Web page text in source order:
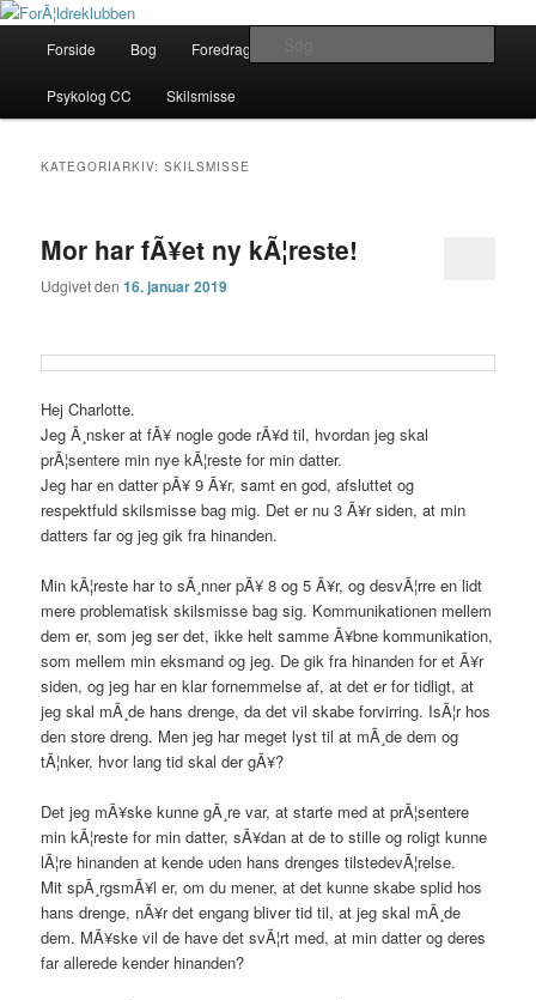
Fortsæt
primært
indhold
Fortsæt
sekundært
indholdForÃ¦ldreklubben
Her finder du gode rÃ¥d
Forside Bog Foredrag
Psykolog CC Skilsmisse
KATEGORIARKIV:SKILSMISSE
Mor har fÃ¥et ny kÃ¦reste!
Udgivet den16. januar 2019
Hej Charlotte.
Jeg Ã¸nsker at fÃ¥ nogle gode rÃ¥d til, hvordan jeg skal
prÃ¦sentere min nye kÃ¦reste for min datter.
Jeg har en datter pÃ¥ 9 Ã¥r, samt en god, afsluttet og
respektfuld skilsmisse bag mig. Det er nu 3 Ã¥r siden, at min
datters far og jeg gik fra hinanden.
Min kÃ¦reste har to sÃ¸nner pÃ¥ 8 og 5 Ã¥r, og desvÃ¦rre en lidt
mere problematisk skilsmisse bag sig. Kommunikationen mellem
dem er, som jeg ser det, ikke helt samme Ã¥bne kommunikation,
som mellem min eksmand og jeg. De gik fra hinanden for et Ã¥r
siden, og jeg har en klar fornemmelse af, at det er for tidligt, at
jeg skal mÃ¸de hans drenge, da det vil skabe forvirring. IsÃ¦r hos
den store dreng. Men jeg har meget lyst til at mÃ¸de dem og
tÃ¦nker, hvor lang tid skal der gÃ¥?
Det jeg mÃ¥ske kunne gÃ¸re var, at starte med at prÃ¦sentere
min kÃ¦reste for min datter, sÃ¥dan at de to stille og roligt kunne
lÃ¦re hinanden at kende uden hans drenges tilstedevÃ¦relse.
Mit spÃ¸rgsmÃ¥l er, om du mener, at det kunne skabe splid hos
hans drenge, nÃ¥r det engang bliver tid til, at jeg skal mÃ¸de
dem. MÃ¥ske vil de have det svÃ¦rt med, at min datter og deres
far allerede kender hinanden?